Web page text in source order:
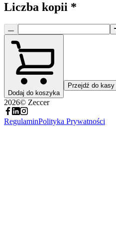
Liczba kopii *
Dodaj do koszyka
Przejdź do kasy
2026© Zeccer
RegulaminPolityka Prywatności